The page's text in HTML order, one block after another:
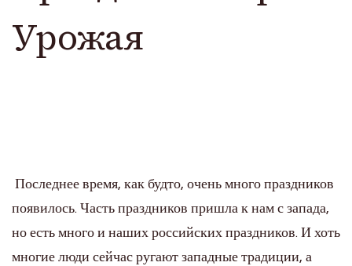
Урожая
Последнее время, как будто, очень много праздников
появилось. Часть праздников пришла к нам с запада,
но есть много и наших российских праздников. И хоть
многие люди сейчас ругают западные традиции, а